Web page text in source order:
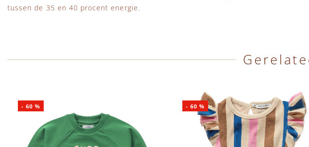
tussen de 35 en 40 procent energie.
-60 % - 60 %